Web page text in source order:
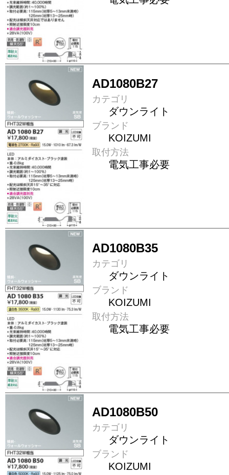
AD1080B27
カテゴリ
ダウンライト
ブランド
KOIZUMI
取付方法
電気工事必要
AD1080B35
カテゴリ
ダウンライト
ブランド
KOIZUMI
取付方法
電気工事必要
AD1080B50
カテゴリ
ダウンライト
ブランド
KOIZUMI